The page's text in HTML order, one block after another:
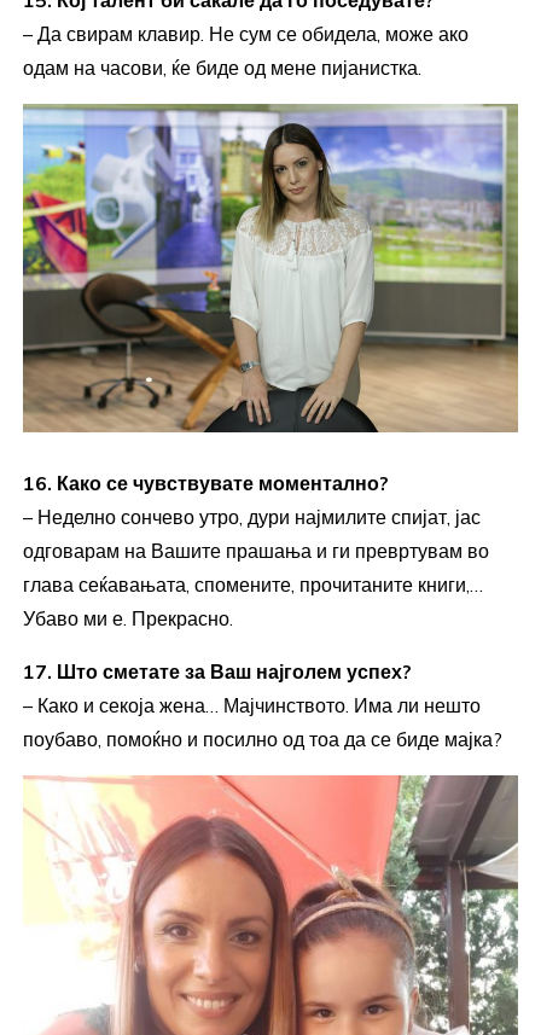
– Да свирам клавир. Не сум се обидела, може ако
одам на часови, ќе биде од мене пијанистка.
16. Како се чувствувате моментално?
– Неделно сончево утро, дури најмилите спијат, јас
одговарам на Вашите прашања и ги превртувам во
глава сеќавањата, спомените, прочитаните книги,…
Убаво ми е. Прекрасно.
17. Што сметате за Ваш најголем успех?
– Како и секоја жена… Мајчинството. Има ли нешто
поубаво, помоќно и посилно од тоа да се биде мајка?